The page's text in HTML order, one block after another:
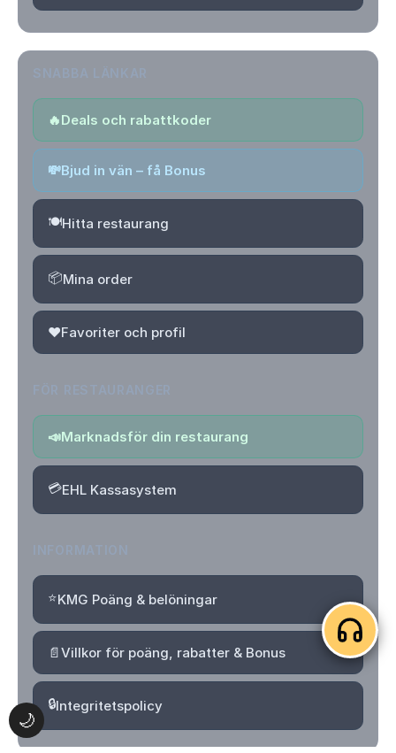
🌙
🔥Deals och rabattkoder
💸Bjud in vän – få Bonus
🍽️Hitta restaurang
📦Mina order
❤️Favoriter och profil
📣Marknadsför din restaurang
💳EHL Kassasystem
⭐KMG Poäng & belöningar
📄Villkor för poäng, rabatter & Bonus
🔒Integritetspolicy